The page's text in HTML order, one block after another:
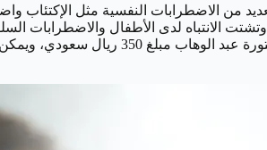
الاضطرابات النفسية مثل الإكتئاب
الانتباه لدى الأطفال والاضطرابات